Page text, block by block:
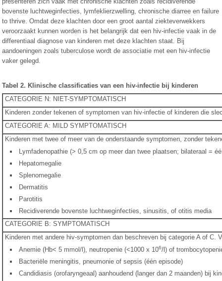
bovenste luchtweginfecties, lymfeklierzwelling, chronische diarree en failure
to thrive. Omdat deze klachten door een groot aantal ziekteverwekkers
veroorzaakt kunnen worden is het belangrijk dat een hiv-infectie vaak in de
differentiaal diagnose van kinderen met deze klachten staat. Bij
aandoeningen zoals tuberculose wordt de associatie met een hiv-infectie
vaker gelegd.
Tabel 2. Klinische classificaties van een hiv-infectie bij kinderen
CATEGORIE N: NIET-SYMPTOMATISCH
Kinderen zonder tekenen of symptomen van hiv-infectie of kinderen die
CATEGORIE A: MILD SYMPTOMATISCH
Kinderen met twee of meer van de onderstaande symptomen, zonder
Lymfadenopathie (> 0,5 cm op meer dan twee plaatsen; bilateraal =
Hepatomegalie
Splenomegalie
Dermatitis
Parotitis
Recidiverende bovenste luchtweginfecties, sinusitis, of otitis media
CATEGORIE B: SYMPTOMATISCH
Kinderen met andere hiv-symptomen dan beschreven bij categorie A of C.
Anemie (Hb< 5 mmol/l), neutropenie (<1000 x 106/l) of
Bacteriële meningitis, pneumonie of sepsis (één episode)
Candidiasis (orofaryngeaal) aanhoudend (langer dan 2 maanden) bij